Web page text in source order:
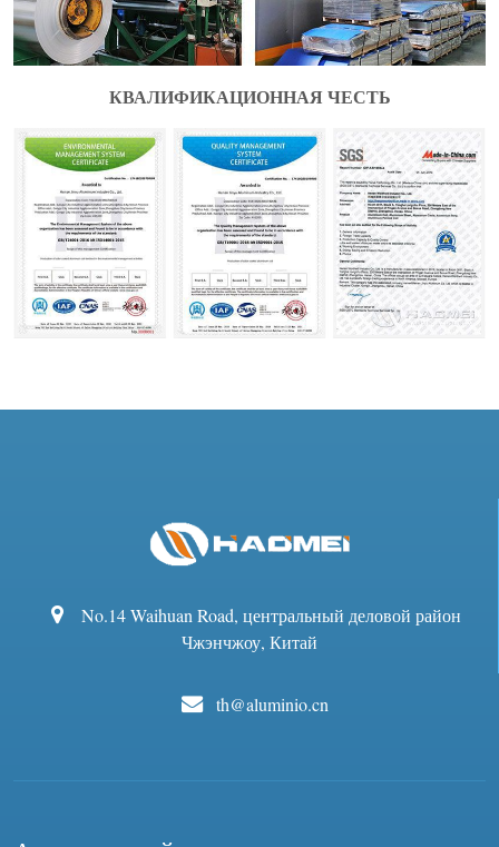
КВАЛИФИКАЦИОННАЯ ЧЕСТЬ
No.14 Waihuan Road, центральный деловой район
Чжэнчжоу, Китай
th@aluminio.cn